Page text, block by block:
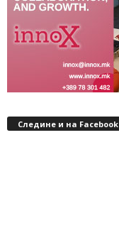
Следине и на Facebook